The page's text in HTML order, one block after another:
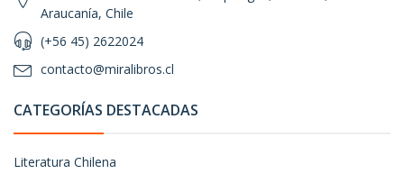
Araucanía, Chile
(+56 45) 2622024
contacto@miralibros.cl
CATEGORÍAS DESTACADAS
Literatura Chilena